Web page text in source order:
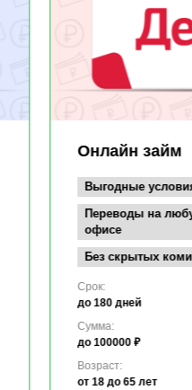
Онлайн займ
Выгодные
Переводы на
офисе
Без скрытых
Срок:
до 180 дней
Сумма:
до 100000 ₽
Возраст:
от 18 до 65 лет